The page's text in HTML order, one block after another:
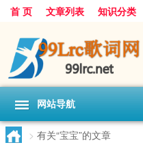
首 页 文章列表 知识分类
网站导航
> 有关“宝宝”的文章